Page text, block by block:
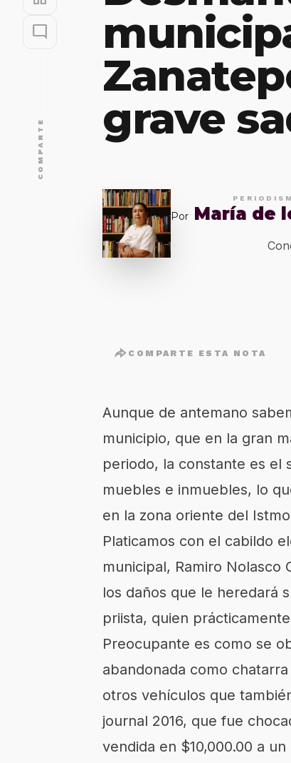
mode_comment
COMPARTE
grave
Por María de
COMPARTE ESTA NOTA
Aunque de antemano
municipio, que en la gran
periodo, la constante es el
muebles e inmuebles, lo
en la zona oriente del
Platicamos con el cabildo
municipal, Ramiro Nolasco
los daños que le heredará
priista, quien
Preocupante es como se
abandonada como
otros vehículos que
journal 2016, que fue
vendida en $10,000.00 a